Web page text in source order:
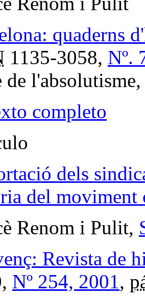
quaderns
1135-3058, Nº.
de
completo
dels
del moviment
Renom i Pulit,
Revista de
Nº 254, 2001,